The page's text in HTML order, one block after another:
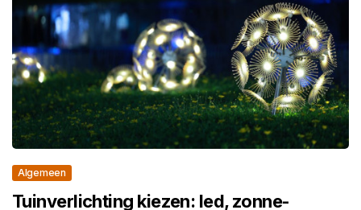
Algemeen
Tuinverlichting kiezen: led, zonne-